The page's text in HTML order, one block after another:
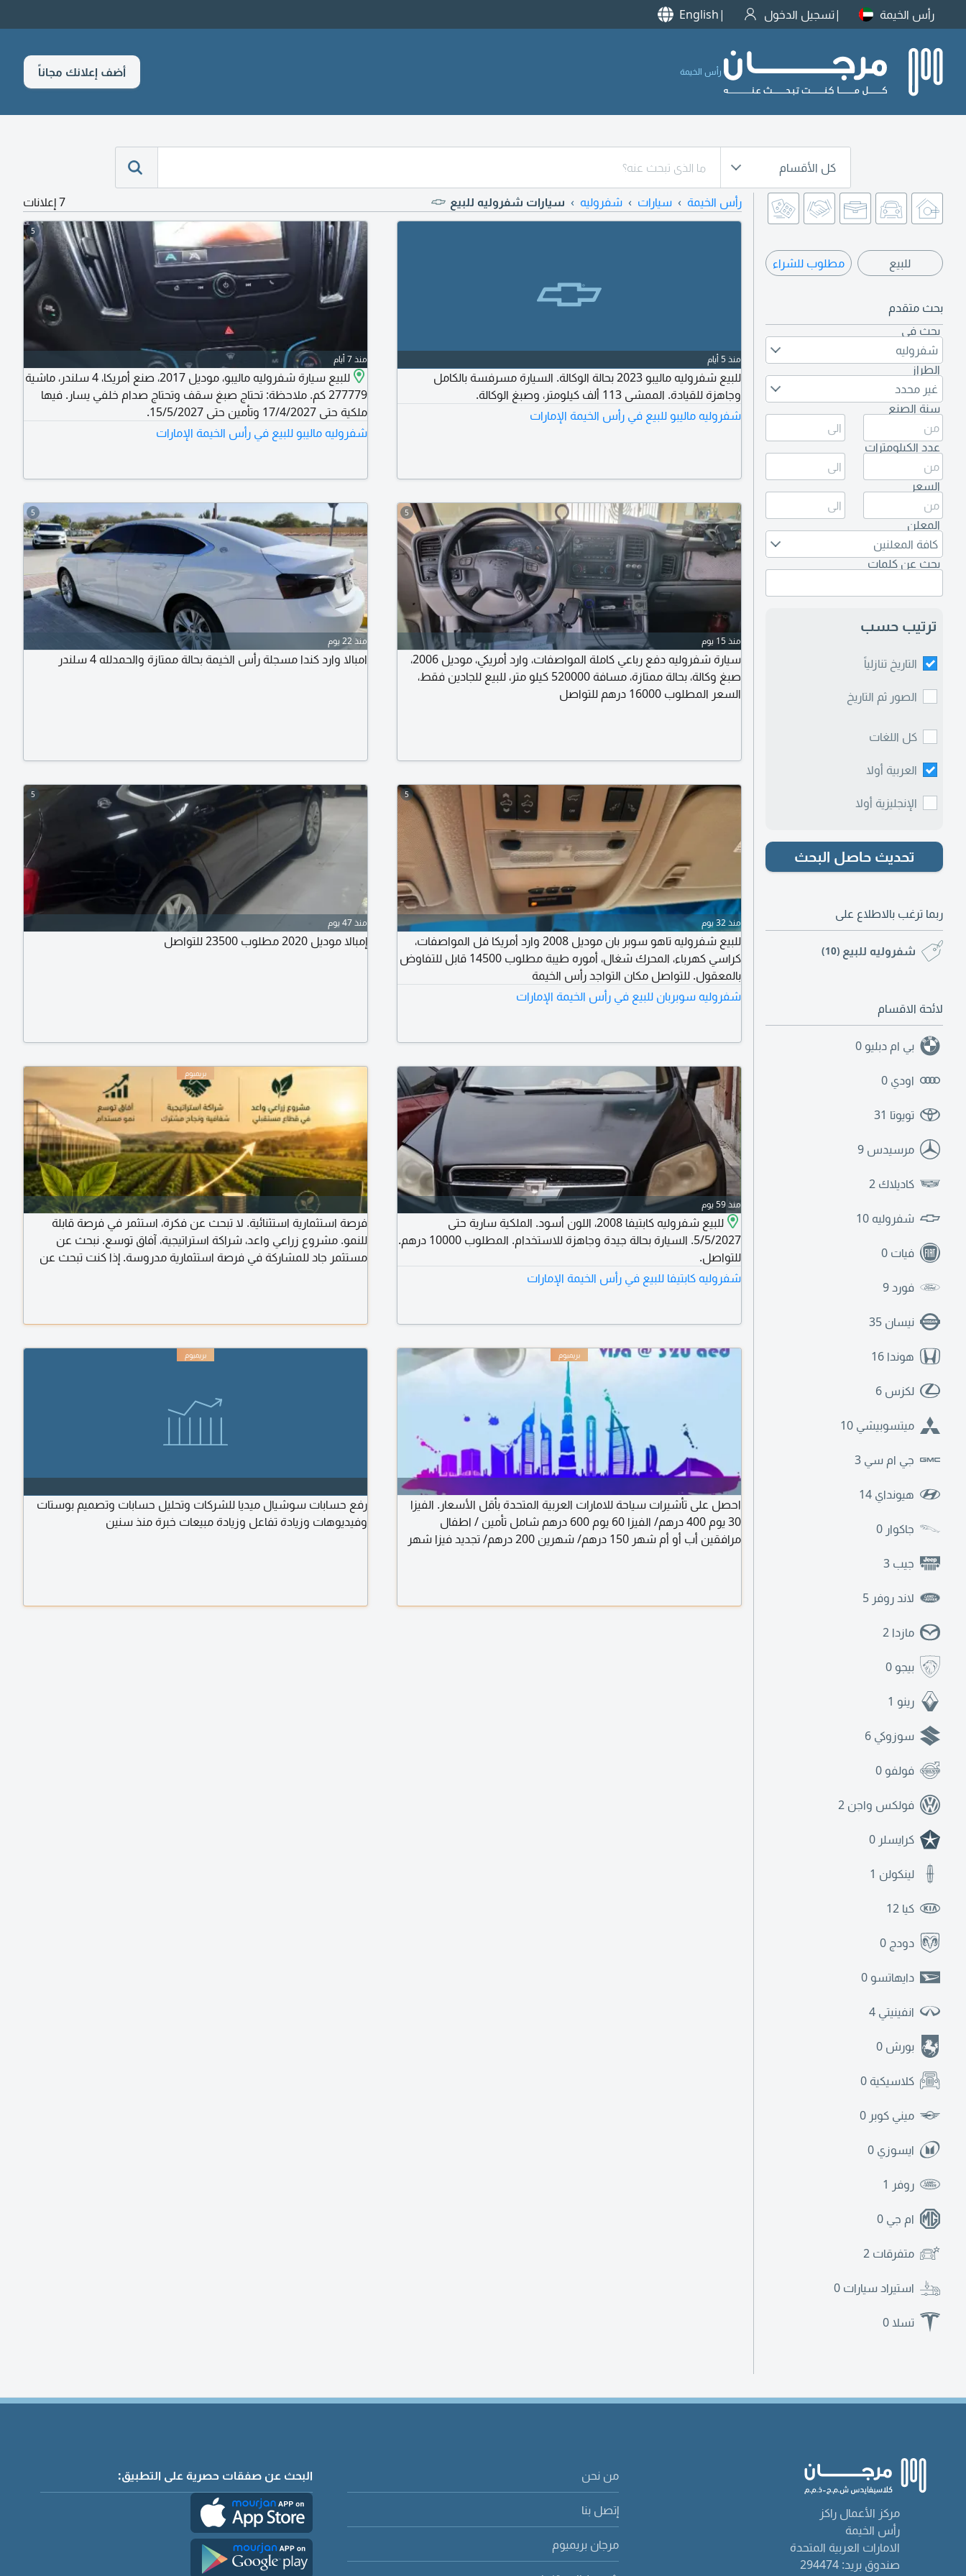
رأس الخيمة تسجيل الدخول English
رأس الخيمة أضف إعلانك مجاناً
كل الأقسام
للبيع مطلوب للشراء
بحث متقدم
بحث في
شفروليه
الطراز
غير محدد
سنة الصنع
عدد الكيلومترات
السعر
المعلن
كافة المعلنين
بحث عن كلمات
ترتيب حسب
التاريخ تنازلياً
الصور ثم التاريخ
كل اللغات
العربية أولا
الإنجليزية أولا
تحديث حاصل البحث
ربما ترغب بالاطلاع على
شفروليه للبيع (10)
لائحة الاقسام
بي ام دبليو 0
اودي 0
تويوتا 31
مرسيدس 9
كاديلاك 2
شفروليه 10
فيات 0
فورد9
نيسان 35
هوندا 16
لكزس 6
ميتسوبيشي 10
جي ام سي 3
هيونداي 14
جاكوار 0
جيب 3
لاند روفر 5
مازدا 2
بيجو 0
رينو 1
سوزوكي 6
فولفو 0
فولكس واجن 2
كرايسلر 0
لينكولن 1
كيا 12
دودج 0
دايهاتسو 0
انفينيتي 4
بورش 0
كلاسيكية 0
ميني كوبر 0
ايسوزي 0
روفر 1
ام جي 0
متفرقات 2
استيراد سيارات 0
تسلا0
رأس الخيمة سيارات شفروليه سيارات شفروليه للبيع 7 إعلانات
منذ 5 أيام
للبيع شفروليه ماليبو 2023 بحالة الوكالة. السيارة مسرفسة بالكامل
وجاهزة للقيادة. الممشى 113 ألف كيلومتر، وصبغ الوكالة.
شفروليه ماليبو للبيع في رأس الخيمة الإمارات
5
منذ 7 أيام
للبيع سيارة شفروليه ماليبو، موديل 2017، صنع أمريكا، 4 سلندر، ماشية
277779 كم. ملاحظة: تحتاج صبغ سقف وتحتاج صدام خلفي يسار. فيها
ملكية حتى 17/4/2027 وتأمين حتى 15/5/2027.
شفروليه ماليبو للبيع في رأس الخيمة الإمارات
5
منذ 15 يوم
سيارة شفروليه دفع رباعي كاملة المواصفات، وارد أمريكي، موديل 2006،
صبغ وكالة، بحالة ممتازة، مسافة 520000 كيلو متر، للبيع للجادين فقط،
السعر المطلوب 16000 درهم للتواصل
5
منذ 22 يوم
امبالا وارد كندا مسجلة رأس الخيمة بحالة ممتازة والحمدلله 4 سلندر
5
منذ 32 يوم
للبيع شفروليه تاهو سوبر بان موديل 2008 وارد أمريكا فل المواصفات،
كراسي كهرباء، المحرك شغال، أموره طيبة مطلوب 14500 قابل للتفاوض
بالمعقول. للتواصل مكان التواجد رأس الخيمة
شفروليه سوبربان للبيع في رأس الخيمة الإمارات
5
منذ 47 يوم
إمبالا موديل 2020 مطلوب 23500 للتواصل
منذ 59 يوم
للبيع شفروليه كابتيفا 2008، اللون أسود. الملكية سارية حتى
5/5/2027. السيارة بحالة جيدة وجاهزة للاستخدام. المطلوب 10000 درهم.
للتواصل.
شفروليه كابتيفا للبيع في رأس الخيمة الإمارات
فرصة استثمارية استثنائية. لا تبحث عن فكرة، استثمر في فرصة قابلة
للنمو. مشروع زراعي واعد، شراكة استراتيجية، آفاق توسع. نبحث عن
مستثمر جاد للمشاركة في فرصة استثمارية مدروسة. إذا كنت تبحث عن
احصل على تأشيرات سياحة للامارات العربية المتحدة بأقل الأسعار. الفيزا
30 يوم 400 درهم/ الفيزا 60 يوم 600 درهم شامل تأمين / اطفال
مرافقين أب أو أم شهر 150 درهم/ شهرين 200 درهم/ تجديد فيزا شهر
رفع حسابات سوشيال ميديا للشركات وتحليل حسابات وتصميم بوستات
وفيديوهات وزيادة تفاعل وزيادة مبيعات خبرة منذ سنين
مركز الأعمال راكز
رأس الخيمة
الامارات العربية المتحدة
صندوق بريد: 294474
من نحن
إتصل بنا
مرجان بريميوم
البحث عن صفقات حصرية على التطبيق: